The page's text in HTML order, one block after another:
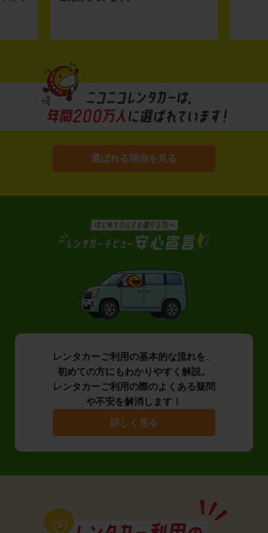
選ばれる理由を見る
レンタカーご利用の基本的な流れを、
初めての方にもわかりやすく解説。
レンタカーご利用の際のよくある疑問
や不安を解消します！
詳しく見る